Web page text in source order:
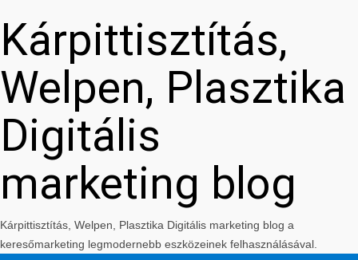
Kárpittisztítás,
Welpen, Plasztika
Digitális
marketing blog
Kárpittisztítás, Welpen, Plasztika Digitális marketing blog a
keresőmarketing legmodernebb eszközeinek felhasználásával.